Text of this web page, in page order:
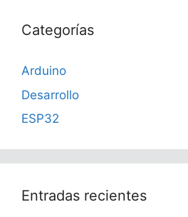
Categorías
Arduino
Desarrollo
ESP32
Entradas recientes